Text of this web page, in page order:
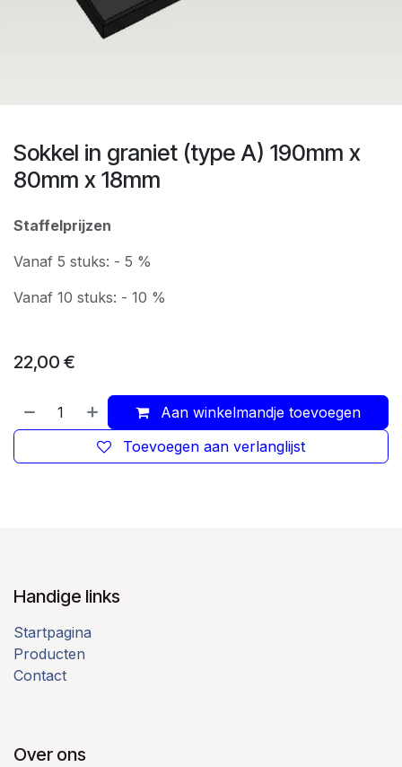
Sokkel in graniet (type A) 190mm x
80mm x 18mm
Staffelprijzen
Vanaf 5 stuks: - 5 %
Vanaf 10 stuks: - 10 %
22,00 €
Aan winkelmandje toevoegen
Toevoegen aan verlanglijst
Handige links
Startpagina
Producten
Contact
Over ons